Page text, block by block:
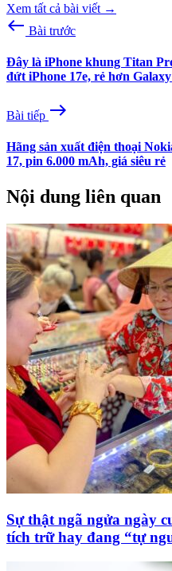
Xem tất cả bài viết →
west Bài trước
Đây là iPhone khung Titan
đứt iPhone 17e, rẻ hơn
Bài tiếp east
Hãng sản xuất điện thoại
17, pin 6.000 mAh, giá siêu rẻ
Nội dung liên quan
Sự thật ngã ngửa ngày
tích trữ hay đang “tự